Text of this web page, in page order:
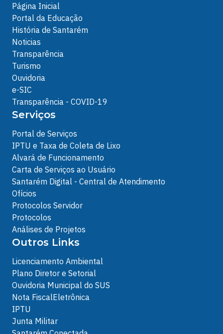
Página Inicial
Portal da Educação
História de Santarém
Noticias
Transparência
Turismo
Ouvidoria
e-SIC
Transparência - COVID-19
Serviços
Portal de Serviços
IPTU e Taxa de Coleta de Lixo
Alvará de Funcionamento
Carta de Serviços ao Usuário
Santarém Digital - Central de Atendimento
Ofícios
Protocolos Servidor
Protocolos
Análises de Projetos
Outros Links
Licenciamento Ambiental
Plano Diretor e Setorial
Ouvidoria Municipal do SUS
Nota FiscalEletrônica
IPTU
Junta Militar